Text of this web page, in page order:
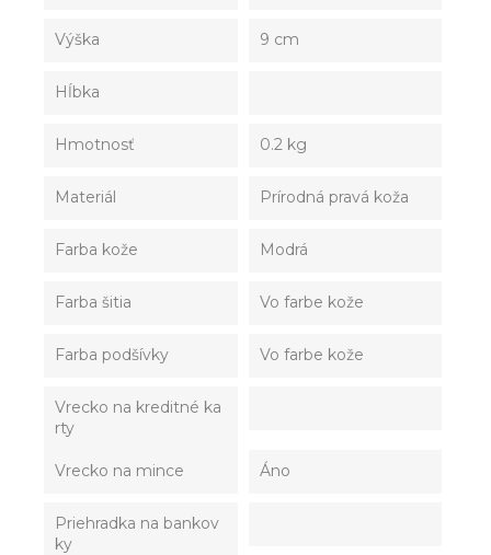
Výška 9 cm
Hĺbka
Hmotnosť 0.2 kg
Materiál Prírodná pravá koža
Farba kože Modrá
Farba šitia Vo farbe kože
Farba podšívky Vo farbe kože
Vrecko na kreditné ka
rty
Vrecko na mince Áno
Priehradka na bankov
ky